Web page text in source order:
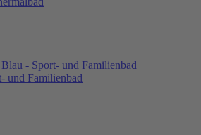
- Sport- und Familienbad
und Familienbad